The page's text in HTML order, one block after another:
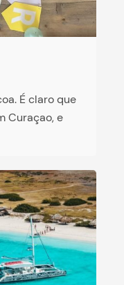
É claro que
Curaçao, e